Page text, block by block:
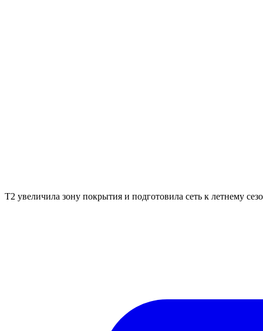
Т2 увеличила зону покрытия и подготовила сеть к летнему